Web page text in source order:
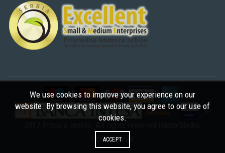
©
Optimizacija
We use cookies to improve your experience on our
website. By browsing this website, you agree to our use of
cookies.
ACCEPT